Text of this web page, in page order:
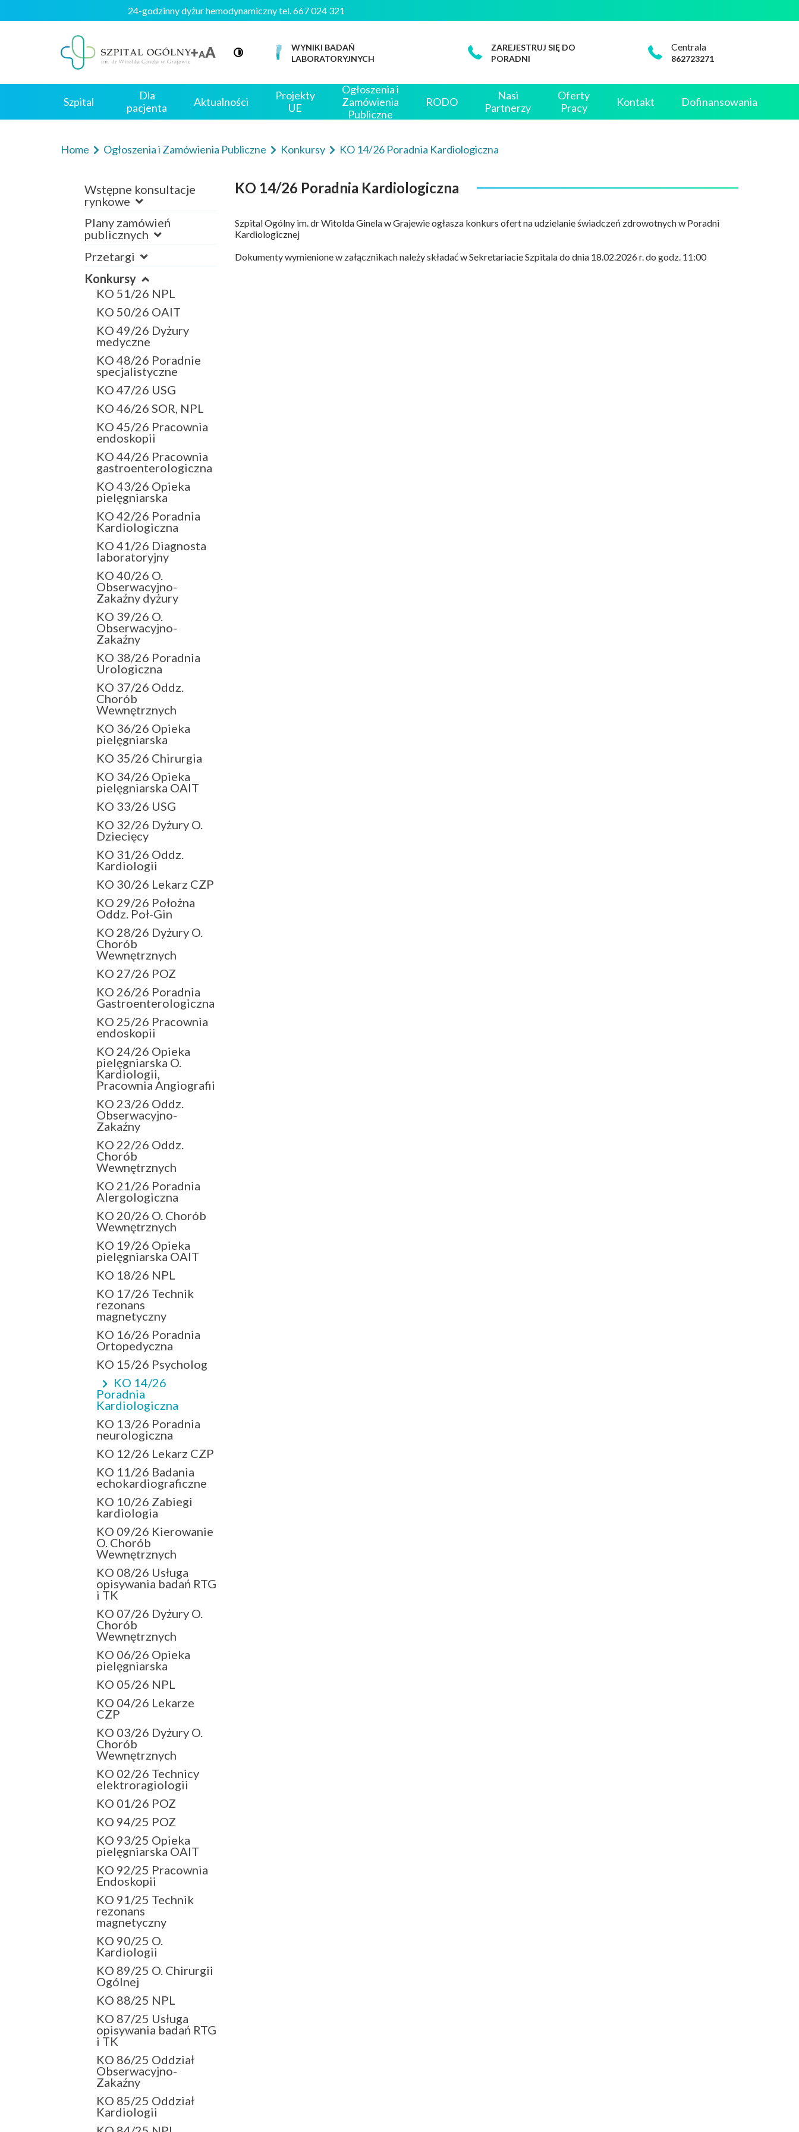
24-godzinny dyżur hemodynamiczny tel. 667 024 321
WYNIKI BADAŃ
LABORATORYJNYCH
ZAREJESTRUJ SIĘ DO
PORADNI
Centrala
862723271
Szpital
Dla
pacjenta
Aktualności
Projekty
UE
Ogłoszenia i
Zamówienia
Publiczne
RODO
Nasi
Partnerzy
Oferty
Pracy
Kontakt Dofinansowania
Home Ogłoszenia i Zamówienia Publiczne Konkursy KO 14/26 Poradnia Kardiologiczna
Wstępne konsultacje
rynkowe
Plany zamówień
publicznych
Przetargi
Konkursy
KO 51/26 NPL
KO 50/26 OAIT
KO 49/26 Dyżury
medyczne
KO 48/26 Poradnie
specjalistyczne
KO 47/26 USG
KO 46/26 SOR, NPL
KO 45/26 Pracownia
endoskopii
KO 44/26 Pracownia
gastroenterologiczna
KO 43/26 Opieka
pielęgniarska
KO 42/26 Poradnia
Kardiologiczna
KO 41/26 Diagnosta
laboratoryjny
KO 40/26 O.
Obserwacyjno-
Zakaźny dyżury
KO 39/26 O.
Obserwacyjno-
Zakaźny
KO 38/26 Poradnia
Urologiczna
KO 37/26 Oddz.
Chorób
Wewnętrznych
KO 36/26 Opieka
pielęgniarska
KO 35/26 Chirurgia
KO 34/26 Opieka
pielęgniarska OAIT
KO 33/26 USG
KO 32/26 Dyżury O.
Dziecięcy
KO 31/26 Oddz.
Kardiologii
KO 30/26 Lekarz CZP
KO 29/26 Położna
Oddz. Poł-Gin
KO 28/26 Dyżury O.
Chorób
Wewnętrznych
KO 27/26 POZ
KO 26/26 Poradnia
Gastroenterologiczna
KO 25/26 Pracownia
endoskopii
KO 24/26 Opieka
pielęgniarska O.
Kardiologii,
Pracownia Angiografii
KO 23/26 Oddz.
Obserwacyjno-
Zakaźny
KO 22/26 Oddz.
Chorób
Wewnętrznych
KO 21/26 Poradnia
Alergologiczna
KO 20/26 O. Chorób
Wewnętrznych
KO 19/26 Opieka
pielęgniarska OAIT
KO 18/26 NPL
KO 17/26 Technik
rezonans
magnetyczny
KO 16/26 Poradnia
Ortopedyczna
KO 15/26 Psycholog
KO 14/26
Poradnia
Kardiologiczna
KO 13/26 Poradnia
neurologiczna
KO 12/26 Lekarz CZP
KO 11/26 Badania
echokardiograficzne
KO 10/26 Zabiegi
kardiologia
KO 09/26 Kierowanie
O. Chorób
Wewnętrznych
KO 08/26 Usługa
opisywania badań RTG
i TK
KO 07/26 Dyżury O.
Chorób
Wewnętrznych
KO 06/26 Opieka
pielęgniarska
KO 05/26 NPL
KO 04/26 Lekarze
CZP
KO 03/26 Dyżury O.
Chorób
Wewnętrznych
KO 02/26 Technicy
elektroragiologii
KO 01/26 POZ
KO 94/25 POZ
KO 93/25 Opieka
pielęgniarska OAIT
KO 92/25 Pracownia
Endoskopii
KO 91/25 Technik
rezonans
magnetyczny
KO 90/25 O.
Kardiologii
KO 89/25 O. Chirurgii
Ogólnej
KO 88/25 NPL
KO 87/25 Usługa
opisywania badań RTG
i TK
KO 86/25 Oddział
Obserwacyjno-
Zakaźny
KO 85/25 Oddział
Kardiologii
KO 14/26 Poradnia Kardiologiczna
Szpital Ogólny im. dr Witolda Ginela w Grajewie ogłasza konkurs ofert na udzielanie świadczeń zdrowotnych w Poradni
Kardiologicznej
Dokumenty wymienione w załącznikach należy składać w Sekretariacie Szpitala do dnia 18.02.2026 r. do godz. 11:00